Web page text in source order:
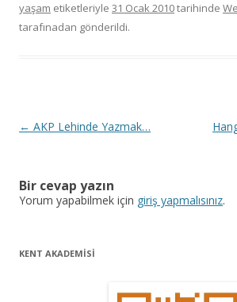
yaşam etiketleriyle 31 Ocak 2010tarihinde
tarafınadan gönderildi.
Y
ı
l
← AKP Lehinde Yazmak…
Bir cevap yazın
Yorum yapabilmek için giriş yapmalısınız.
KENT AKADEMİSİ